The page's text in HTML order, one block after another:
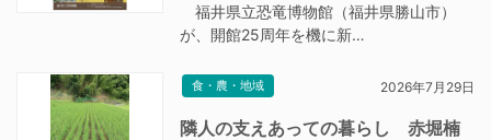
福井県立恐竜博物館（福井県勝山市）
が、開館25周年を機に新…
食・農・地域 2026年7月29日
隣人の支えあっての暮らし 赤堀楠